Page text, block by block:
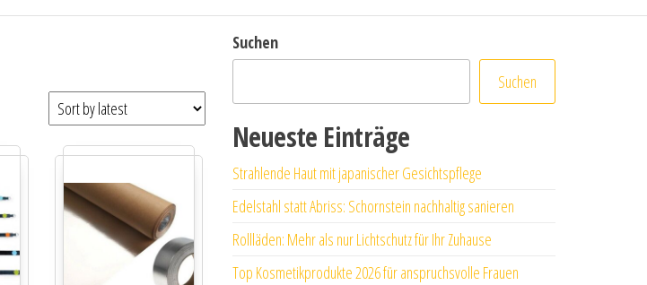
Suchen
Suchen
Neueste Einträge
Strahlende Haut mit japanischer Gesichtspflege
Edelstahl statt Abriss: Schornstein nachhaltig sanieren
Rollläden: Mehr als nur Lichtschutz für Ihr Zuhause
Top Kosmetikprodukte 2026 für anspruchsvolle Frauen